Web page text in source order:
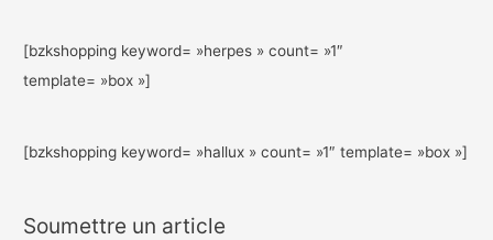
[bzkshopping keyword= »herpes » count= »1″
template= »box »]
[bzkshopping keyword= »hallux » count= »1″ template= »box »]
Soumettre un article